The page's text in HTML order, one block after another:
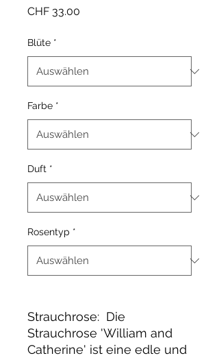
CHF 33.00
Blüte *
Farbe *
Duft *
Rosentyp *
Strauchrose: Die
Strauchrose 'William and
Catherine' ist eine edle und